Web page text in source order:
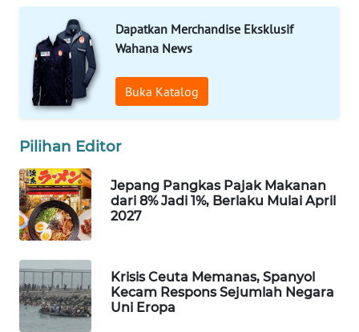
Dapatkan Merchandise Eksklusif
Wahana News
Buka Katalog
Pilihan Editor
Jepang Pangkas Pajak Makanan
dari 8% Jadi 1%, Berlaku Mulai April
2027
Krisis Ceuta Memanas, Spanyol
Kecam Respons Sejumlah Negara
Uni Eropa
WAHANA
NEWS
WAHANA
WAHANA
ADVOKAT
WAHANA
INFRASTRUKTUR
WAHANA